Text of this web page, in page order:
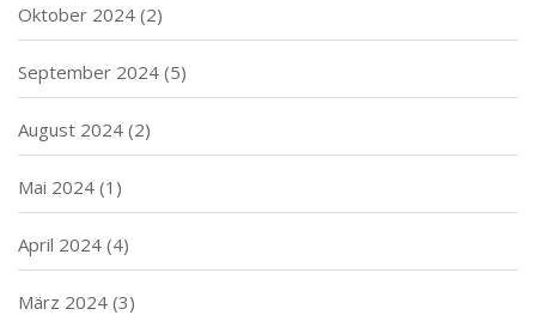
Oktober 2024 (2)
September 2024 (5)
August 2024 (2)
Mai 2024 (1)
April 2024 (4)
März 2024 (3)